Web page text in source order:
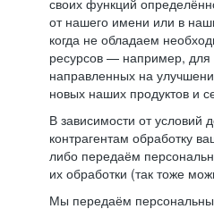
своих функций
от нашего имени или в
когда не обладаем
ресурсов — например, для
направленных на
новых наших продуктов и
В зависимости от условий
контрагентам обработку
либо передаём
их обработки (так тоже
Мы передаём